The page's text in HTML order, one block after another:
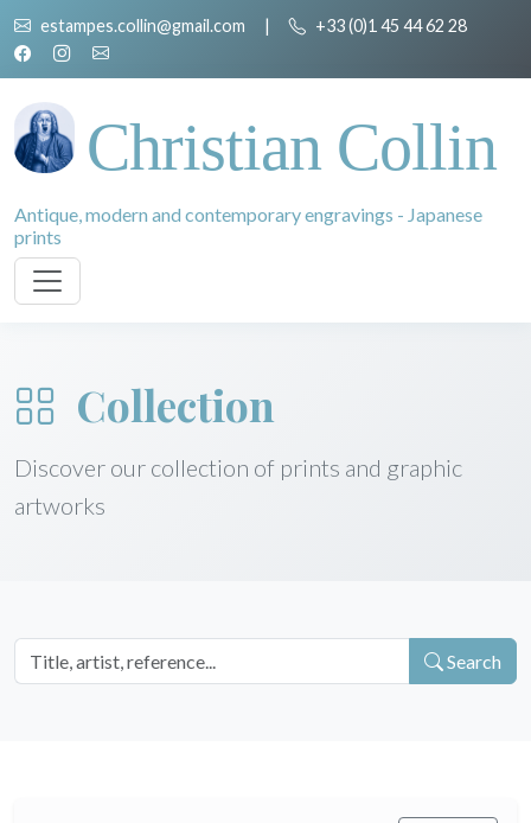
estampes.collin@gmail.com | +33 (0)1 45 44 62 28
Christian Collin
Antique, modern and contemporary engravings - Japanese
prints
Collection
Discover our collection of prints and graphic
artworks
Search